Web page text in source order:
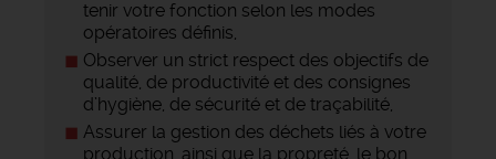
tenir votre fonction selon les modes
opératoires définis,
Observer un strict respect des objectifs de
qualité, de productivité et des consignes
d’hygiène, de sécurité et de traçabilité,
Assurer la gestion des déchets liés à votre
production, ainsi que la propreté, le bon